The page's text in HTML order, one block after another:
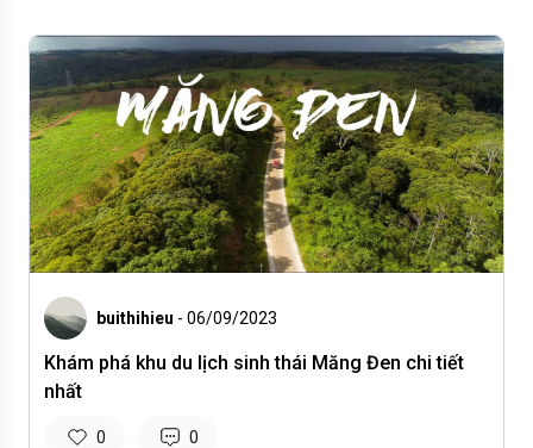
buithihieu - 06/09/2023
Khám phá khu du lịch sinh thái Măng Đen chi tiết
nhất
0 0